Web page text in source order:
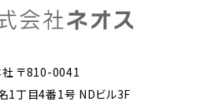
〒810-0041
1丁目4番1号 NDビル3F